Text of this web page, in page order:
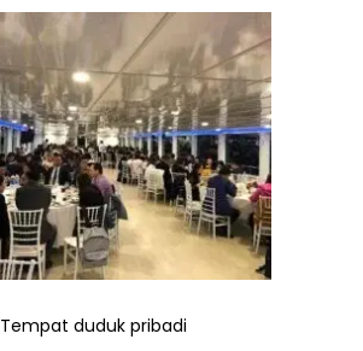
Tempat duduk pribadi